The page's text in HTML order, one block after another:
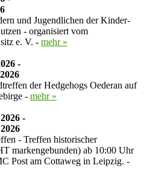
und Jugendlichen der Kinder-
- organisiert vom
e. V. - mehr »
-
der Hedgehogs Oederan auf
- mehr »
-
- Treffen historischer
markengebunden) ab 10:00 Uhr
Post am Cottaweg in Leipzig. -